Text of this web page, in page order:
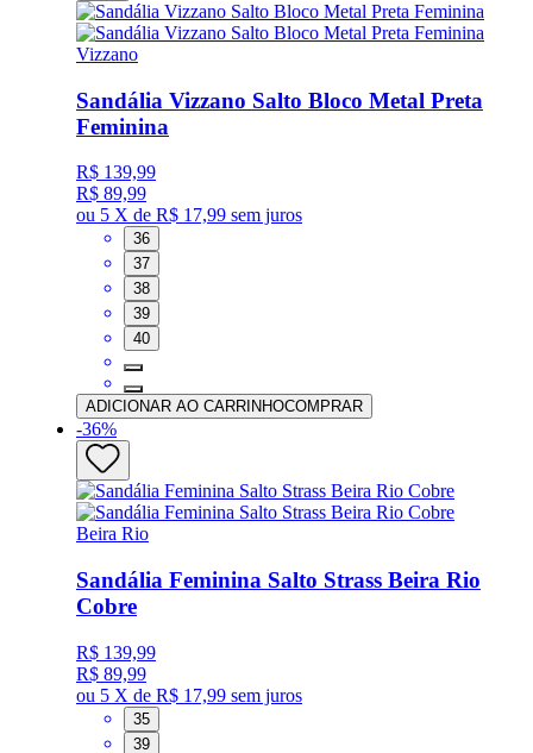
Vizzano
Sandália Vizzano Salto Bloco Metal Preta
Feminina
R$ 139,99
R$ 89,99
ou 5 X de R$ 17,99 sem juros
36
37
38
39
40
ADICIONAR AO CARRINHOCOMPRAR
-36%
Beira Rio
Sandália Feminina Salto Strass Beira Rio
Cobre
R$ 139,99
R$ 89,99
ou 5 X de R$ 17,99 sem juros
35
39